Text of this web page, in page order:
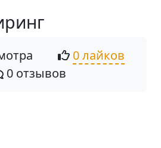
0 лайков
0 отзывов